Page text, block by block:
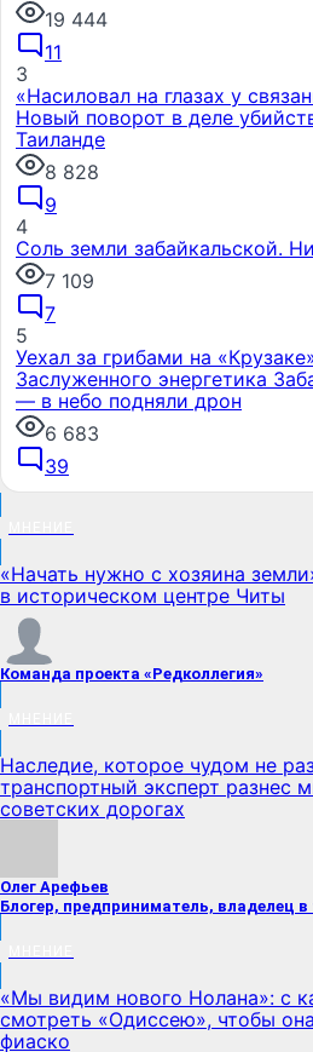
19 444
11
3
«Насиловал на глазах у
Новый поворот в деле
Таиланде
8 828
9
4
Соль земли забайкальской.
7 109
7
5
Уехал за грибами на
Заслуженного энергетика
— в небо подняли дрон
6 683
39
«Начать нужно с хозяина
в историческом центре Читы
Команда проекта «Редколлегия»
Наследие, которое чудом не
транспортный эксперт разнес
советских дорогах
Олег Арефьев
Блогер, предприниматель, владелец
«Мы видим нового Нолана»: с
смотреть «Одиссею», чтобы
фиаско